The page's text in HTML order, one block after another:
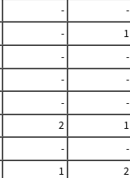
- -
- 1
- -
- -
- -
2 1
- -
1 2